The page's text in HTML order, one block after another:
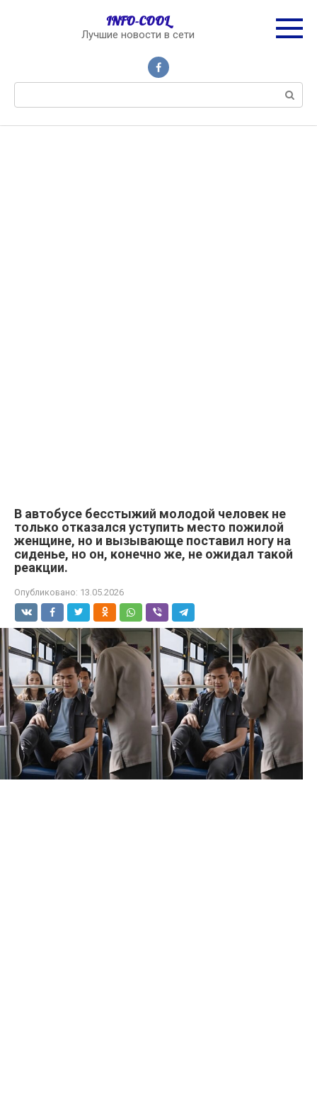
INFO-COOL
Лучшие новости в сети
В автобусе бесстыжий молодой человек не
только отказался уступить место пожилой
женщине, но и вызывающе поставил ногу на
сиденье, но он, конечно же, не ожидал такой
реакции.
Опубликовано: 13.05.2026